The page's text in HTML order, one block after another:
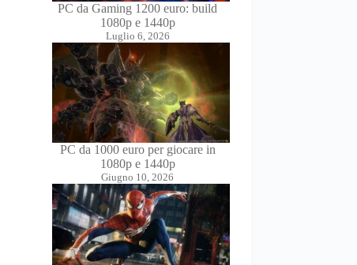
PC da Gaming 1200 euro: build
1080p e 1440p
Luglio 6, 2026
PC da 1000 euro per giocare in
1080p e 1440p
Giugno 10, 2026